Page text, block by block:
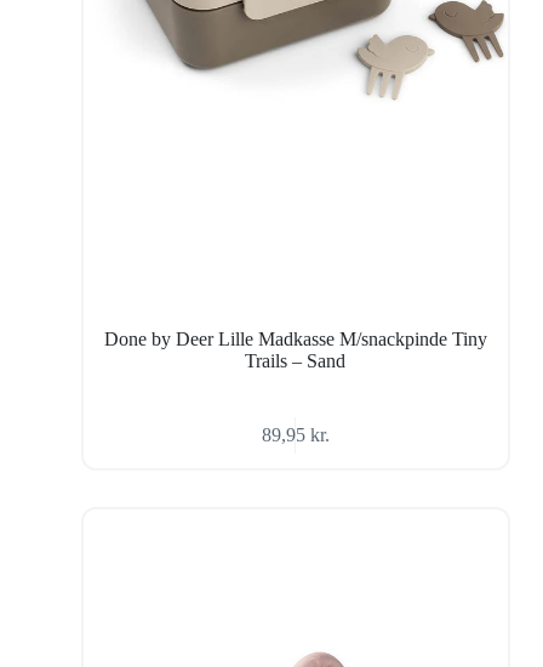
Done by Deer Lille Madkasse M/snackpinde Tiny
Trails – Sand
89,95 kr.